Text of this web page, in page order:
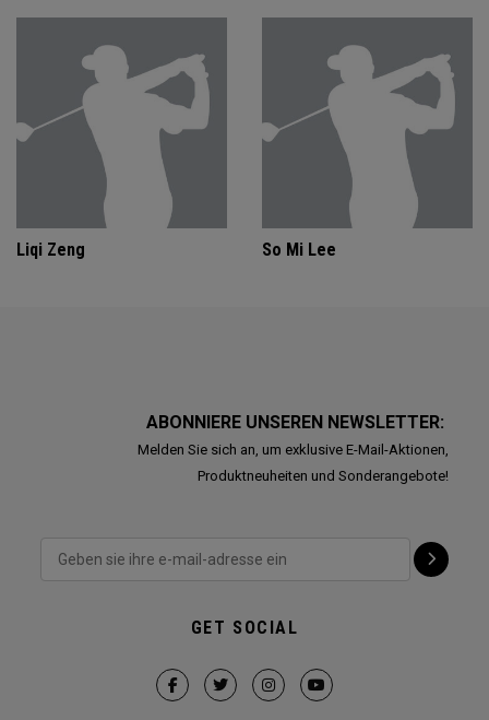
Liqi Zeng So Mi Lee
ABONNIERE UNSEREN NEWSLETTER:
Melden Sie sich an, um exklusive E-Mail-Aktionen,
Produktneuheiten und Sonderangebote!
GET SOCIAL